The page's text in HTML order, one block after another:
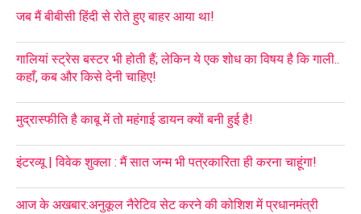
जब मैं बीबीसी हिंदी से रोते हुए बाहर आया था!
गालियां स्ट्रेस बस्टर भी होती हैं; लेकिन ये एक शोध का विषय है कि गाली..
कहाँ, कब और किसे देनी चाहिए!
मुद्रास्फीति है काबू में तो महंगाई डायन क्यों बनी हुई है!
इंटरव्यू | विवेक शुक्ला : मैं सात जन्म भी पत्रकारिता ही करना चाहूंगा!
आज के अखबार:अनुकूल नैरेटिव सेट करने की कोशिश में प्रधानमंत्री